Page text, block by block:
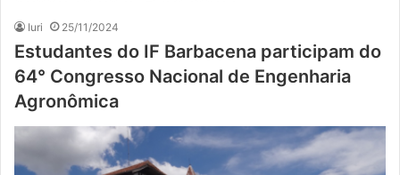
Iuri 25/11/2024
Estudantes do IF Barbacena participam do
64° Congresso Nacional de Engenharia
Agronômica